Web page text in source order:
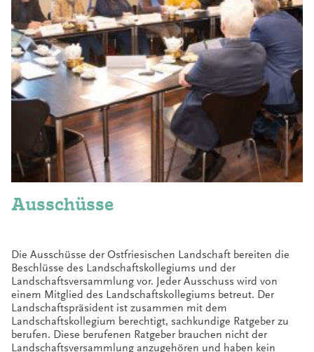
Ausschüsse
Die Ausschüsse der Ostfriesischen Landschaft bereiten die
Beschlüsse des Landschaftskollegiums und der
Landschaftsversammlung vor. Jeder Ausschuss wird von
einem Mitglied des Landschaftskollegiums betreut. Der
Landschaftspräsident ist zusammen mit dem
Landschaftskollegium berechtigt, sachkundige Ratgeber zu
berufen. Diese berufenen Ratgeber brauchen nicht der
Landschaftsversammlung anzugehören und haben kein